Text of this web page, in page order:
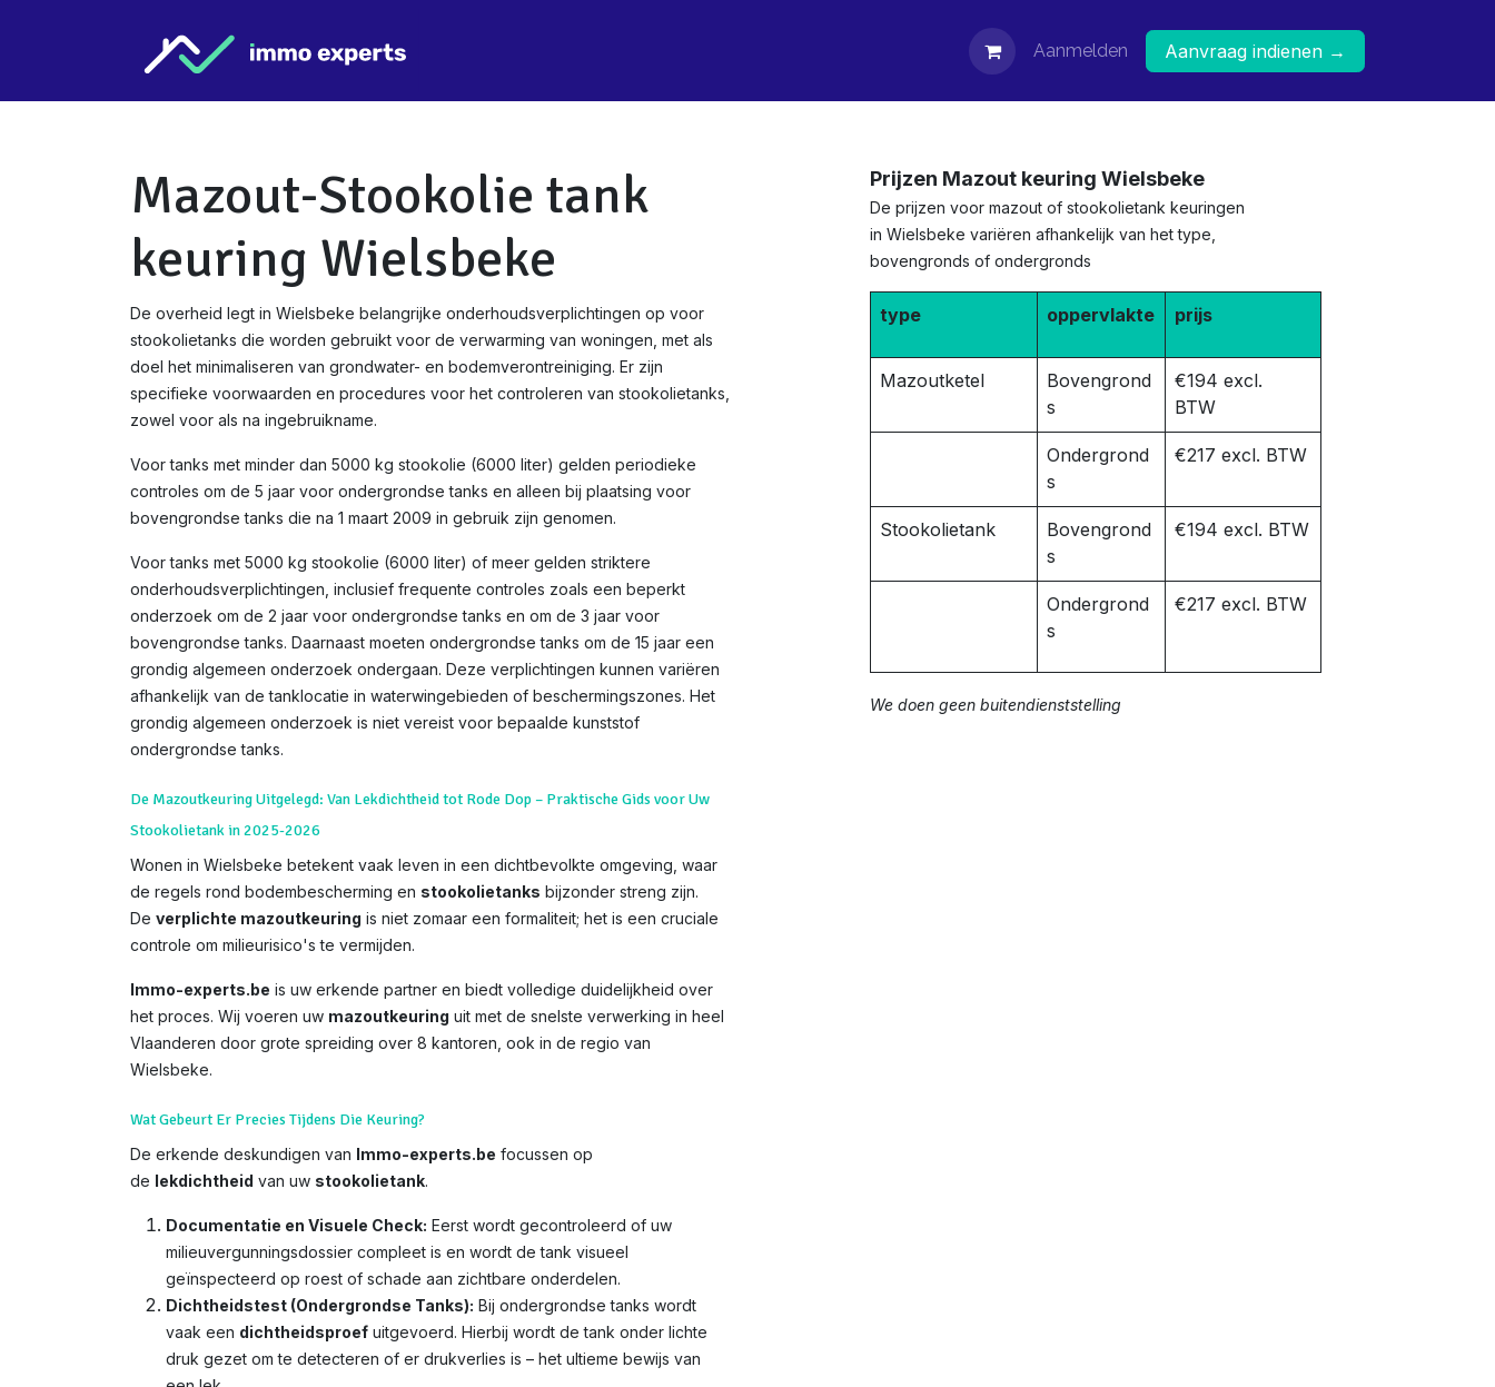
Contact Aanmelden Aanvraag indienen →
Mazout-Stookolie tank
keuring Wielsbeke
De overheid legt in Wielsbeke belangrijke onderhoudsverplichtingen op voor
stookolietanks die worden gebruikt voor de verwarming van woningen, met als
doel het minimaliseren van grondwater- en bodemverontreiniging. Er zijn
specifieke voorwaarden en procedures voor het controleren van stookolietanks,
zowel voor als na ingebruikname.
Voor tanks met minder dan 5000 kg stookolie (6000 liter) gelden periodieke
controles om de 5 jaar voor ondergrondse tanks en alleen bij plaatsing voor
bovengrondse tanks die na 1 maart 2009 in gebruik zijn genomen.
Voor tanks met 5000 kg stookolie (6000 liter) of meer gelden striktere
onderhoudsverplichtingen, inclusief frequente controles zoals een beperkt
onderzoek om de 2 jaar voor ondergrondse tanks en om de 3 jaar voor
bovengrondse tanks. Daarnaast moeten ondergrondse tanks om de 15 jaar een
grondig algemeen onderzoek ondergaan. Deze verplichtingen kunnen variëren
afhankelijk van de tanklocatie in waterwingebieden of beschermingszones. Het
grondig algemeen onderzoek is niet vereist voor bepaalde kunststof
ondergrondse tanks.
De Mazoutkeuring Uitgelegd: Van Lekdichtheid tot Rode Dop – Praktische Gids voor Uw
Stookolietank in 2025-2026
Wonen in Wielsbeke betekent vaak leven in een dichtbevolkte omgeving, waar
de regels rond bodembescherming en stookolietanks bijzonder streng zijn.
De verplichte mazoutkeuring is niet zomaar een formaliteit; het is een cruciale
controle om milieurisico's te vermijden.
Immo-experts.be is uw erkende partner en biedt volledige duidelijkheid over
het proces. Wij voeren uw mazoutkeuring uit met de snelste verwerking in heel
Vlaanderen door grote spreiding over 8 kantoren, ook in de regio van
Wielsbeke.
Wat Gebeurt Er Precies Tijdens Die Keuring?
De erkende deskundigen van Immo-experts.be focussen op
de lekdichtheid van uw stookolietank.
Documentatie en Visuele Check: Eerst wordt gecontroleerd of uw
milieuvergunningsdossier compleet is en wordt de tank visueel
geïnspecteerd op roest of schade aan zichtbare onderdelen.
Dichtheidstest (Ondergrondse Tanks): Bij ondergrondse tanks wordt
vaak een dichtheidsproef uitgevoerd. Hierbij wordt de tank onder lichte
druk gezet om te detecteren of er drukverlies is – het ultieme bewijs van
Prijzen Mazout keuring Wielsbeke
De prijzen voor mazout of stookolietank keuringen
in Wielsbeke variëren afhankelijk van het type,
bovengronds of ondergronds
type oppervlakte prijs
Mazoutketel
Bovengrond
s
€194 excl.
BTW
Ondergrond
s
€217 excl. BTW
Stookolietank
Bovengrond
s
€194 excl. BTW
Ondergrond
s
€217 excl. BTW
We doen geen buitendienststelling